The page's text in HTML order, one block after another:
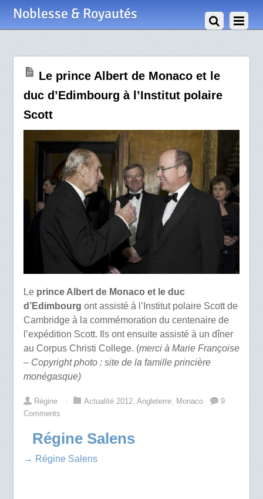
Noblesse & Royautés
Le prince Albert de Monaco et le
duc d’Edimbourg à l’Institut polaire
Scott
Le prince Albert de Monaco et le duc
d’Edimbourg ont assisté à l’Institut polaire Scott de
Cambridge à la commémoration du centenaire de
l’expédition Scott. Ils ont ensuite assisté à un dîner
au Corpus Christi College. (merci à Marie Françoise
– Copyright photo : site de la famille princière
monégasque)
Régine ⋅ Actualité 2012, Angleterre, Monaco
9
Comments
Régine Salens
→ Régine Salens